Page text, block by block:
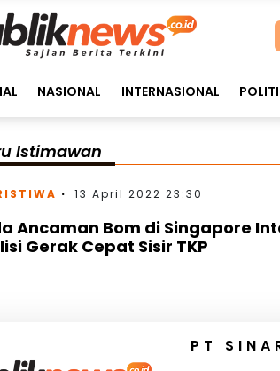
NASIONAL INTERNASIONAL
Istimawan
13 April 2022 23:30
Ancaman Bom di Singapore
Gerak Cepat Sisir TKP
PT